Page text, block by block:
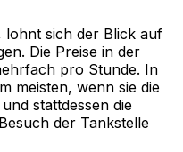
lohnt sich der Blick auf
Die Preise in der
pro Stunde. In
meisten, wenn sie die
stattdessen die
der Tankstelle